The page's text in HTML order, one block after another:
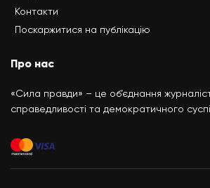
Контакти
Поскаржитися на публікацію
Про нас
«Сила правди» – це об’єднання
справедливості та демократичного